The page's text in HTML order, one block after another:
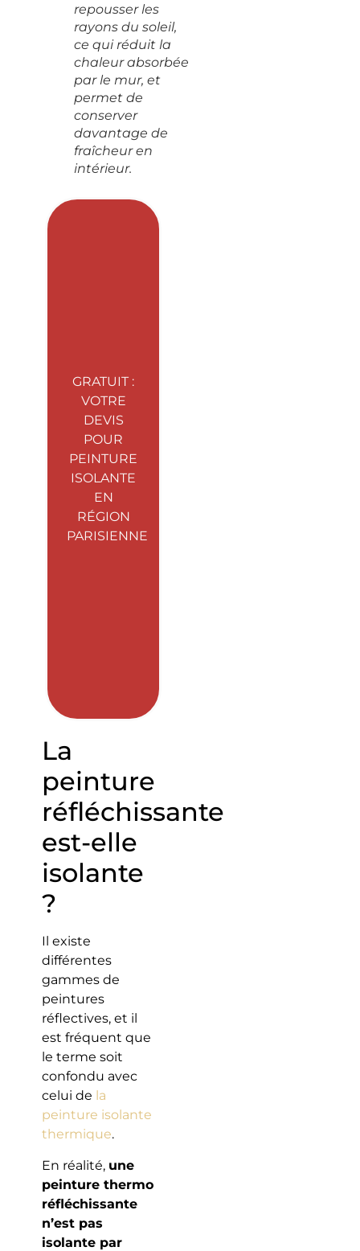
repousser les
rayons du soleil,
ce qui réduit la
chaleur absorbée
par le mur, et
permet de
conserver
davantage de
fraîcheur en
intérieur.
GRATUIT :
VOTRE
DEVIS
POUR
PEINTURE
ISOLANTE
EN
RÉGION
PARISIENNE
La
peinture
réfléchissante
est-elle
isolante
?
Il existe
différentes
gammes de
peintures
réflectives, et il
est fréquent que
le terme soit
confondu avec
celui de la
peinture isolante
thermique.
En réalité, une
peinture thermo
réfléchissante
n’est pas
isolante par